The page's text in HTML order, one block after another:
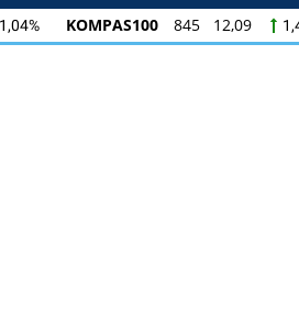
1,04% KOMPAS100 845 12,09
1,45% LQ45 640 9,44